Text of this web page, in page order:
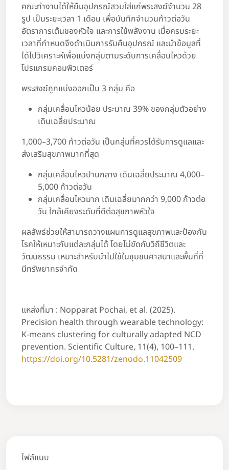
คณะทำงานได้ให้ยืมอุปกรณ์สวมใส่แก่พระสงฆ์จำนวน 28
รูป เป็นระยะเวลา 1 เดือน เพื่อบันทึกจำนวนก้าวต่อวัน
อัตราการเต้นของหัวใจ และการใช้พลังงาน เมื่อครบระยะ
เวลาที่กำหนดจึงดำเนินการรับคืนอุปกรณ์ และนำข้อมูลที่
ได้ไปวิเคราะห์เพื่อแบ่งกลุ่มตามระดับการเคลื่อนไหวด้วย
โปรแกรมคอมพิวเตอร์
พระสงฆ์ถูกแบ่งออกเป็น 3 กลุ่ม คือ
กลุ่มเคลื่อนไหวน้อย ประมาณ 39% ของกลุ่มตัวอย่าง
เดินเฉลี่ยประมาณ
1,000–3,700 ก้าวต่อวัน เป็นกลุ่มที่ควรได้รับการดูแลและ
ส่งเสริมสุขภาพมากที่สุด
กลุ่มเคลื่อนไหวปานกลาง เดินเฉลี่ยประมาณ 4,000–
5,000 ก้าวต่อวัน
กลุ่มเคลื่อนไหวมาก เดินเฉลี่ยมากกว่า 9,000 ก้าวต่อ
วัน ใกล้เคียงระดับที่ดีต่อสุขภาพหัวใจ
ผลลัพธ์ช่วยให้สามารถวางแผนการดูแลสุขภาพและป้องกัน
โรคให้เหมาะกับแต่ละกลุ่มได้ โดยไม่ขัดกับวิถีชีวิตและ
วัฒนธรรม เหมาะสำหรับนำไปใช้ในชุมชนศาสนาและพื้นที่ที่
มีทรัพยากรจำกัด
แหล่งที่มา : Nopparat Pochai, et al. (2025).
Precision health through wearable technology:
K-means clustering for culturally adapted NCD
prevention. Scientific Culture, 11(4), 100–111.
https://doi.org/10.5281/zenodo.11042509
ไฟล์แนบ